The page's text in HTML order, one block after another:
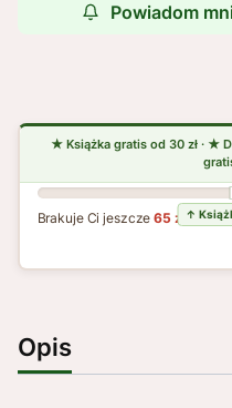
Powiadom
Brakuje Ci jeszcze65 zł do
Opis